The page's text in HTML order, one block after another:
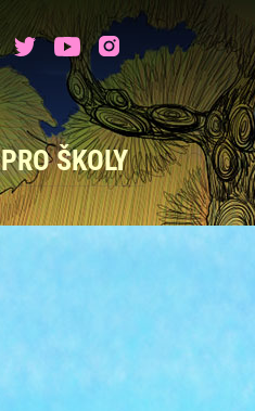
PRO ŠKOLY